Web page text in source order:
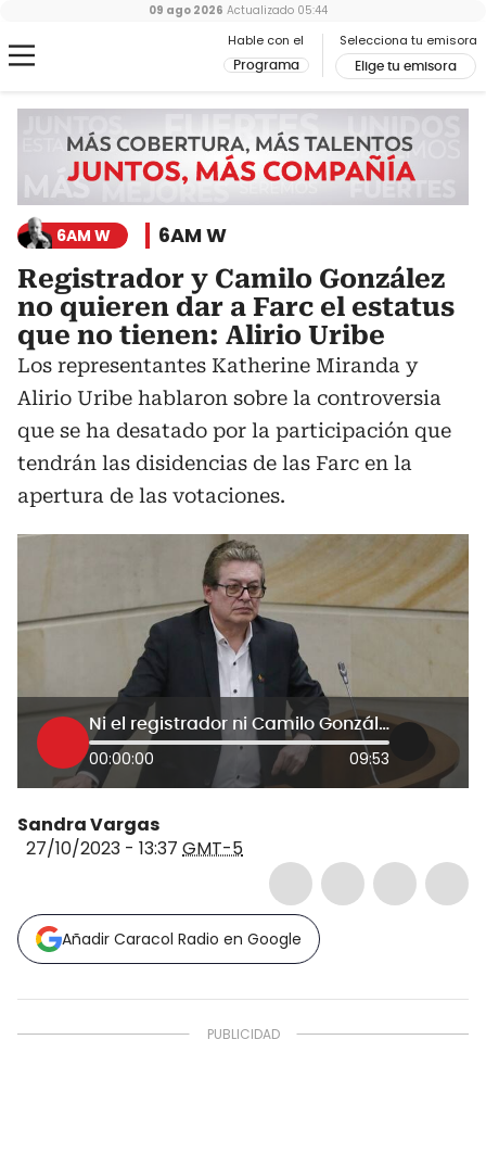
Hable con el
Programa
Selecciona tu emisora
Elige tu emisora
09 ago 2026 Actualizado 05:44
6AM W 6AM W
Registrador y Camilo González
no quieren dar a Farc el estatus
que no tienen: Alirio Uribe
Los representantes Katherine Miranda y
Alirio Uribe hablaron sobre la controversia
que se ha desatado por la participación que
tendrán las disidencias de las Farc en la
apertura de las votaciones.
Ni el registrador ni Camilo González quieren darle un estatus a las Farc que no tienen: Alirio Uribe
00:00:00 09:53
Sandra Vargas
27/10/2023 - 13:37 GMT-5
Añadir Caracol Radio en Google